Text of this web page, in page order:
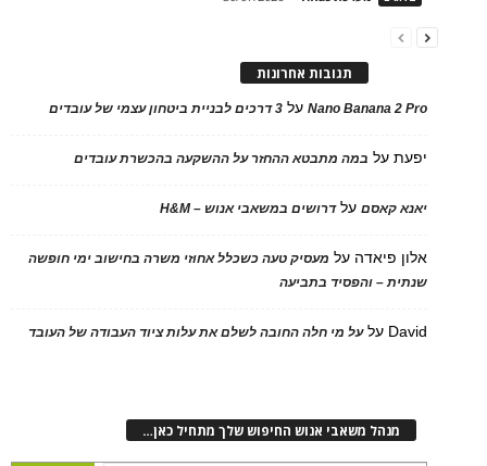
תגובות אחרונות
Nano Banana 2 Proעל 3 דרכים לבניית ביטחון עצמי של עובדים
יפעתעל במה מתבטא ההחזר על ההשקעה בהכשרת עובדים
יאנא קאסםעלדרושים במשאבי אנוש – H&M
אלון פיאדה על מעסיק טעה כשכלל אחוזי משרה בחישוב ימי חופשה
שנתית – והפסיד בתביעה
David עלעל מי חלה החובה לשלם את עלות ציוד העבודה של העובד
מנהל משאבי אנוש החיפוש שלך מתחיל כאן…